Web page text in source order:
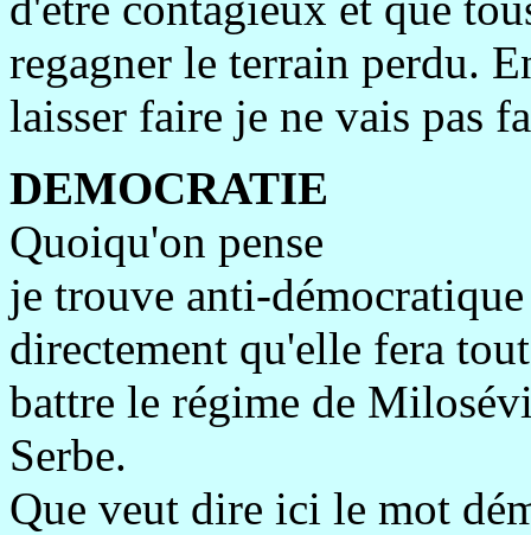
regagner le terrain perdu.
laisser faire je ne vais pas
DEMOCRATIE
Quoiqu'on pense
je trouve anti-
directement qu'elle fera
battre le régime de
Serbe.
Que veut dire ici le mot